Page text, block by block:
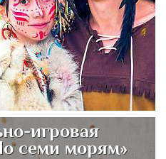
игровая
семи морям»